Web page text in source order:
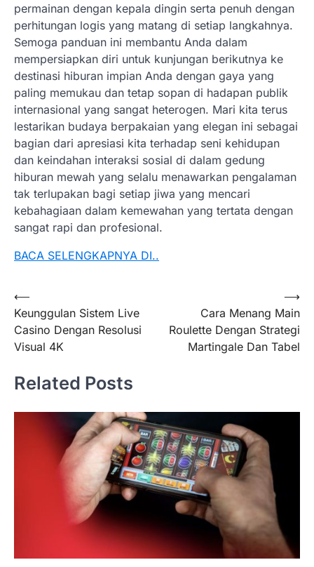
permainan dengan kepala dingin serta penuh dengan
perhitungan logis yang matang di setiap langkahnya.
Semoga panduan ini membantu Anda dalam
mempersiapkan diri untuk kunjungan berikutnya ke
destinasi hiburan impian Anda dengan gaya yang
paling memukau dan tetap sopan di hadapan publik
internasional yang sangat heterogen. Mari kita terus
lestarikan budaya berpakaian yang elegan ini sebagai
bagian dari apresiasi kita terhadap seni kehidupan
dan keindahan interaksi sosial di dalam gedung
hiburan mewah yang selalu menawarkan pengalaman
tak terlupakan bagi setiap jiwa yang mencari
kebahagiaan dalam kemewahan yang tertata dengan
sangat rapi dan profesional.
BACA SELENGKAPNYA DI..
Post
navigation
⟵
Keunggulan Sistem Live
Casino Dengan Resolusi
Visual 4K
Cara Menang Main
Roulette Dengan Strategi
Martingale Dan Tabel
⟶
Related Posts